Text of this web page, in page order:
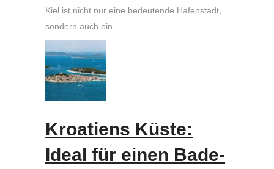
Kiel ist nicht nur eine bedeutende Hafenstadt,
sondern auch ein …
Kroatiens Küste:
Ideal für einen Bade-